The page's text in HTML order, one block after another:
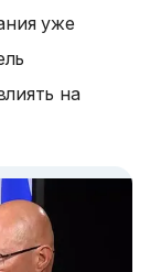
уже
на